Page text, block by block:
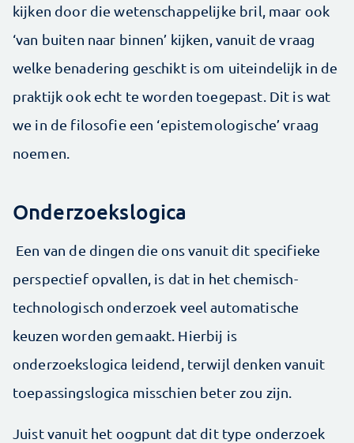
kijken door die wetenschappelijke bril, maar ook
‘van buiten naar binnen’ kijken, vanuit de vraag
welke benadering geschikt is om uiteindelijk in de
praktijk ook echt te worden toegepast. Dit is wat
we in de filosofie een ‘epistemologische’ vraag
noemen.
Onderzoekslogica
Een van de dingen die ons vanuit dit specifieke
perspectief opvallen, is dat in het chemisch-
technologisch onderzoek veel automatische
keuzen worden gemaakt. Hierbij is
onderzoekslogica leidend, terwijl denken vanuit
toepassingslogica misschien beter zou zijn.
Juist vanuit het oogpunt dat dit type onderzoek